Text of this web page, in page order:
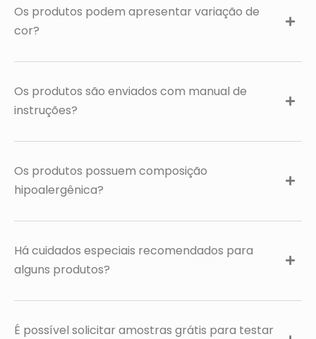
Os produtos podem apresentar variação de
cor?
Os produtos são enviados com manual de
instruções?
Os produtos possuem composição
hipoalergênica?
Há cuidados especiais recomendados para
alguns produtos?
É possível solicitar amostras grátis para testar